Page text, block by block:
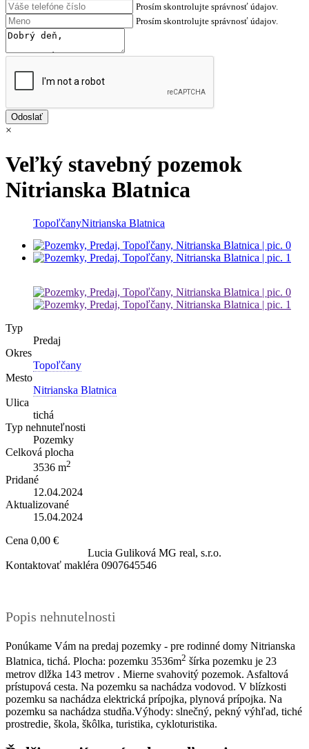
Prosím skontrolujte správnosť údajov.
Prosím skontrolujte správnosť údajov.
×
Veľký stavebný pozemok
Nitrianska Blatnica
TopoľčanyNitrianska Blatnica
Typ
Predaj
Okres
Topoľčany
Mesto
Nitrianska Blatnica
Ulica
tichá
Typ nehnuteľnosti
Pozemky
Celková plocha
3536 m2
Pridané
12.04.2024
Aktualizované
15.04.2024
Cena 0,00 €
Lucia Guliková MG real, s.r.o.
Kontaktovať makléra 0907645546
Popis nehnutelnosti
Ponúkame Vám na predaj pozemky - pre rodinné domy Nitrianska
Blatnica, tichá. Plocha: pozemku 3536m2 šírka pozemku je 23
metrov dlžka 143 metrov . Mierne svahovitý pozemok. Asfaltová
prístupová cesta. Na pozemku sa nachádza vodovod. V blízkosti
pozemku sa nachádza elektrická prípojka, plynová prípojka. Na
pozemku sa nachádza studňa.Výhody: slnečný, pekný výhľad, tiché
prostredie, škola, škôlka, turistika, cykloturistika.